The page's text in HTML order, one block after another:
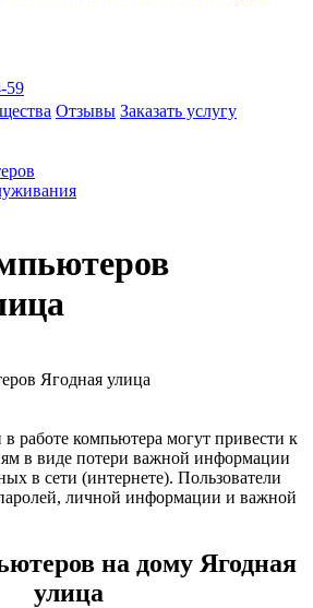
59
Отзывы Заказать услугу
работе компьютера могут привести к
в виде потери важной информации
в сети (интернете). Пользователи
личной информации и важной
на дому Ягодная
улица